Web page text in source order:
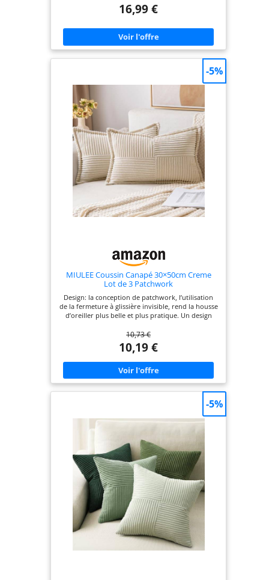
fabriqué en velours, adapté aux chaises de maison
cafés ou les restaurants. En ajoutant ces housses,
le confort des clients est amélioré et une ambiance
élégante et raffinée est créée, offrant une
utilisant ces housses, vous pouvez augmenter le
confort des sièges, des chaises ou des lits, rendant
votre temps de repos plus agréable. Aspect de
haute qualité : les housses en velours ont une
texture tissée fine et sont disponibles dans une
variété de couleurs, ce qui ajoute un look luxueux
et de haute qualité aux meubles. Que ce soit pour
la décoration de la maison ou l'espace de travail,
elles améliorent l'effet visuel général. Facile à
entretenir : Lavables en machine à froid
séparément, lavage délicat, ne pas utiliser d’agent
blanchissant, séchage à basse température, ne pas
repasser, pour les garder comme neuves. Chaque
housse de coussin est fabriquée avec une
excellente qualité et un savoir-faire incroyable.
16,99 €
MIULEE Coussin Canapé 30×50cm Creme
Lot de 3 Patchwork
Design: la conception de patchwork, l’utilisation
de la fermeture à glissière invisible, rend la housse
d’oreiller plus belle et plus pratique. Un design
housse de coussin plus attrayante. Tissu : La
housse de coussin est fabriquée en velours côtelé
de haute qualité pour le confort et la durabilité.
Taille : 30 x 50 cm. Veuillez tenir compte d'un écart
de 1 à 2 cm, car il est coupé et cousu à la main. Où
utiliser : Cette taie d'oreiller décorative peut être
utilisée dans de nombreux endroits tels que
bureaux ou cafés. Note : Pack de deux, insert
d'oreiller non inclus. Laver en machine à basse
température, ne pas blanchir. En raison des
différents angles de caméra et de l'éclairage, il y
aura de légères différences de couleur dans le
produit.
10,73 €
10,19 €
-5%
-5%